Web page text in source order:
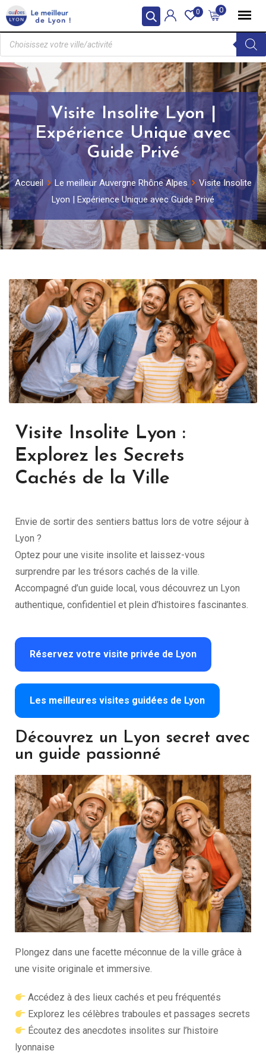
0
0
Visite Insolite Lyon |
Expérience Unique avec
Guide Privé
Accueil Le meilleur Auvergne Rhône Alpes
Visite Insolite
Lyon | Expérience Unique avec Guide Privé
Visite Insolite Lyon :
Explorez les Secrets
Cachés de la Ville
Envie de sortir des sentiers battus lors de votre séjour à
Lyon ?
Optez pour une visite insolite et laissez-vous
surprendre par les trésors cachés de la ville.
Accompagné d’un guide local, vous découvrez un Lyon
authentique, confidentiel et plein d’histoires fascinantes.
Réservez votre visite privée de Lyon
Les meilleures visites guidées de Lyon
Découvrez un Lyon secret avec
un guide passionné
Plongez dans une facette méconnue de la ville grâce à
une visite originale et immersive.
Accédez à des lieux cachés et peu fréquentés
Explorez les célèbres traboules et passages secrets
Écoutez des anecdotes insolites sur l’histoire
lyonnaise